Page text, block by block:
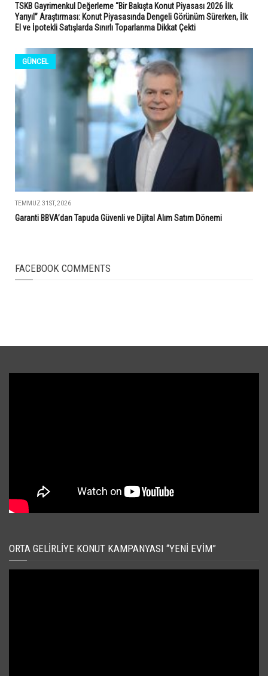
TSKB Gayrimenkul Değerleme “Bir Bakışta Konut Piyasası 2026 İlk
Yarıyıl” Araştırması: Konut Piyasasında Dengeli Görünüm Sürerken, İlk
El ve İpotekli Satışlarda Sınırlı Toparlanma Dikkat Çekti
GÜNCEL
TEMMUZ 31ST, 2026
Garanti BBVA’dan Tapuda Güvenli ve Dijital Alım Satım Dönemi
FACEBOOK COMMENTS
ORTA GELIRLIYE KONUT KAMPANYASI “YENI EVIM”